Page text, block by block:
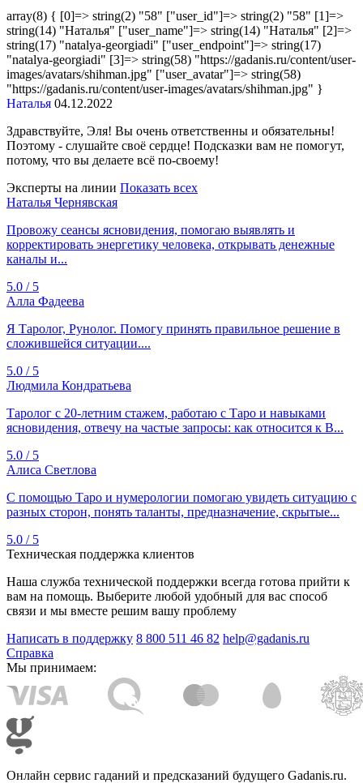
array(8) { [0]=> string(2) "58" ["user_id"]=> string(2) "58" [1]=>
string(14) "Наталья" ["user_name"]=> string(14) "Наталья" [2]=>
string(17) "natalya-georgiadi" ["user_endpoint"]=> string(17)
"natalya-georgiadi" [3]=> string(58) "https://gadanis.ru/content/user-
images/avatars/shihman.jpg" ["user_avatar"]=> string(58)
"https://gadanis.ru/content/user-images/avatars/shihman.jpg" }
Наталья 04.12.2022
Здравствуйте, Эля! Вы очень ответственны и обязательны!
Поэтому - слушайте своё сердце! Подсказки вам не помогут,
потому, что вы делаете всё по-своему!
Эксперты на линии Показать всех
Наталья Чернявская
Провожу сеансы ясновидения, помогаю выявлять и
корректировать энергетику человека, открывать денежные
каналы и...
5.0 / 5
Алла Фадеева
Я Таролог, Рунолог. Помогу принять правильное решение в
сложившейся ситуации....
5.0 / 5
Людмила Кондратьева
Таролог с 20‑летним стажем, работаю с Таро и навыками
ясновидения, отвечу на частые запросы: как относится к В...
5.0 / 5
Алиса Светлова
C помощью Таро и нумерологии помогаю увидеть ситуацию с
разных сторон, понять таланты, предназначение, скрытые...
5.0 / 5
Техническая поддержка клиентов
Наша служба технической поддержки всегда готова прийти к
вам на помощь. Выберите любой удобный для вас способ
связи и мы вместе решим вашу проблему
Написать в поддержку 8 800 511 46 82 help@gadanis.ru
Справка
Мы принимаем:
Онлайн сервис гаданий и предсказаний будущего Gadanis.ru.